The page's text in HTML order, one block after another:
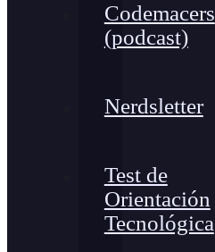
Codemacers
(podcast)
Nerdsletter
Test de
Orientación
Tecnológica